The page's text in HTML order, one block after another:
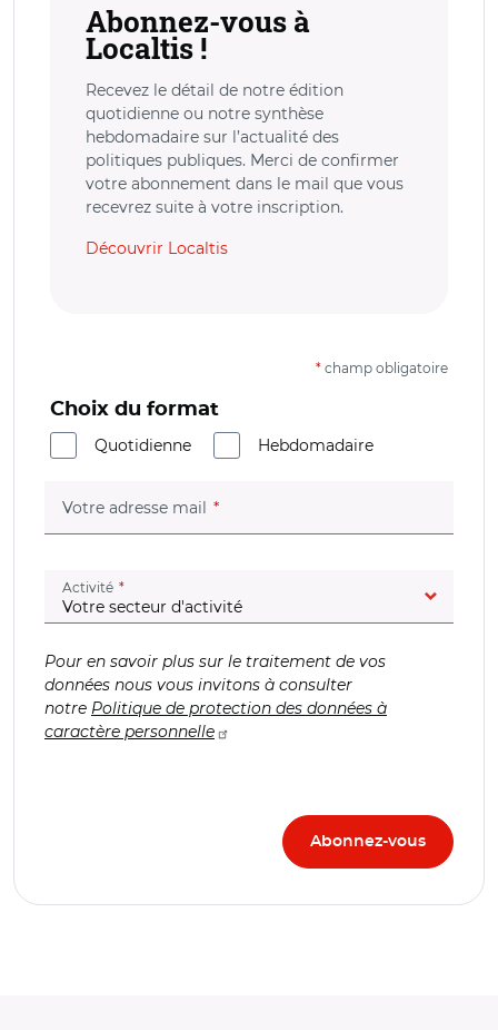
Abonnez-vous à
Localtis !
Recevez le détail de notre édition
quotidienne ou notre synthèse
hebdomadaire sur l’actualité des
politiques publiques. Merci de confirmer
votre abonnement dans le mail que vous
recevrez suite à votre inscription.
Découvrir Localtis
* champ obligatoire
Choix du format
Quotidienne
Hebdomadaire
Votre adresse mail (champ obligatoire)
Activité (champ obligatoire)
Pour en savoir plus sur le traitement de vos
données nous vous invitons à consulter
notre Politique de protection des données à
caractère personnelle